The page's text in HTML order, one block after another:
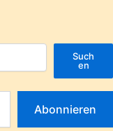
Such
en
Abonnieren